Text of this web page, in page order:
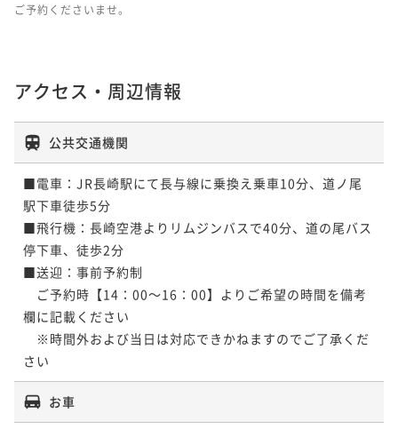
ご予約くださいませ。
アクセス・周辺情報
公共交通機関
■電車：JR長崎駅にて長与線に乗換え乗車10分、道ノ尾
駅下車徒歩5分
■飛行機：長崎空港よりリムジンバスで40分、道の尾バス
停下車、徒歩2分
■送迎：事前予約制
ご予約時【14：00～16：00】よりご希望の時間を備考
欄に記載ください
※時間外および当日は対応できかねますのでご了承くだ
さい
お車